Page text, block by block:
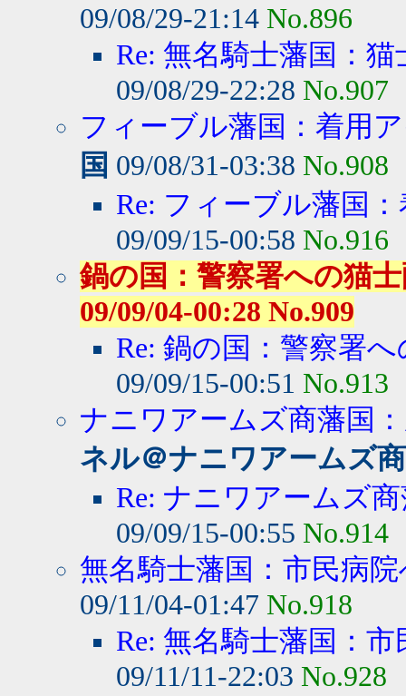
09/08/29-21:14 No.896
Re: 無名騎士藩国：
09/08/29-22:28 No.907
フィーブル藩国：着用
国 09/08/31-03:38 No.908
Re: フィーブル藩国
09/09/15-00:58 No.916
鍋の国：警察署への猫
09/09/04-00:28 No.909
Re: 鍋の国：警察署
09/09/15-00:51 No.913
ナニワアームズ商藩国
ネル＠ナニワアームズ
Re: ナニワアームズ
09/09/15-00:55 No.914
無名騎士藩国：市民病
09/11/04-01:47 No.918
Re: 無名騎士藩国：
09/11/11-22:03 No.928